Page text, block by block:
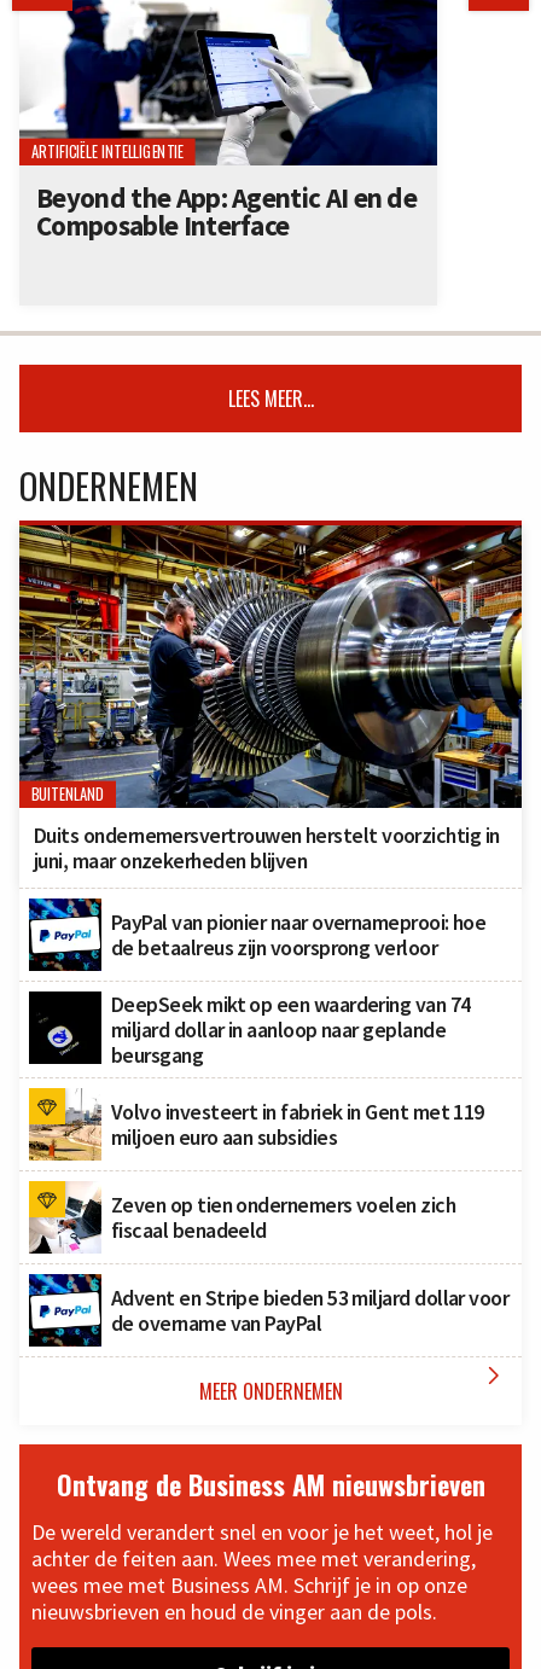
ARTIFICIËLE INTELLIGENTIE
Beyond the App: Agentic AI en de
Composable Interface
LEES MEER...
ONDERNEMEN
BUITENLAND
Duits ondernemersvertrouwen herstelt voorzichtig in
juni, maar onzekerheden blijven
PayPal van pionier naar overnameprooi: hoe
de betaalreus zijn voorsprong verloor
DeepSeek mikt op een waardering van 74
miljard dollar in aanloop naar geplande
beursgang
Volvo investeert in fabriek in Gent met 119
miljoen euro aan subsidies
Zeven op tien ondernemers voelen zich
fiscaal benadeeld
Advent en Stripe bieden 53 miljard dollar voor
de overname van PayPal
MEER ONDERNEMEN 
Ontvang de Business AM nieuwsbrieven
De wereld verandert snel en voor je het weet, hol je
achter de feiten aan. Wees mee met verandering,
wees mee met Business AM. Schrijf je in op onze
nieuwsbrieven en houd de vinger aan de pols.